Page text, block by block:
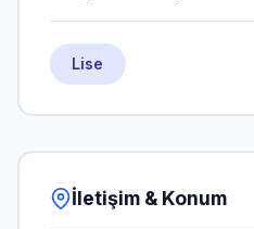
Lise
İletişim & Konum